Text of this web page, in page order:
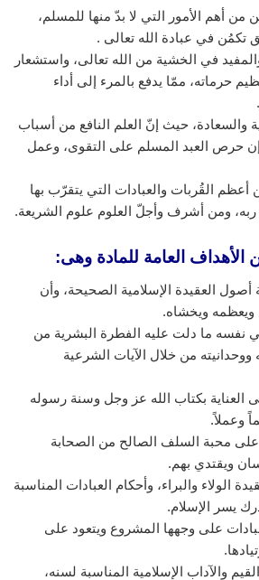
من أهم الأمور التي لا بدّ منها للمسلم،
تكمُن في عبادة الله تعالى .
والمفيد في الخشية من الله تعالى، واستشعار
حرماته، ممّا يدفع بالمرء إلى أداء
والسعادة، حيث إنّ العلم النافع من أسباب
إن حرص العبد المسلم على التقوى، وعمل
القُربات والعبادات التي يتقرّب بها
ربه، ومن أشرف وأجلّ العلوم علوم الشريعة.
العامة للمادة وهى:
أصول العقيدة الإسلامية الصحيحة، وأن
ويخشاه.
نفسه ما دلت عليه الفطرة البشرية من
ووحدانيته من خلال الآيات الشرعية
العناية بكتاب الله عز وجل وسنة رسوله
وعملاً.
على محبة السلف الصالح من الصحابة
ويقتدي بهم.
الولاء والبراء، وأحكام العبادات المناسبة
يسر الإسلام.
على وجهها المشروع ويتعود على
والآداب الإسلامية المناسبة لسنه،